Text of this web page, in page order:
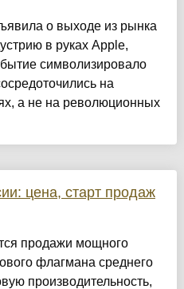
о выходе из рынка
в руках Apple,
символизировало
на
а не на революционных
цена, старт продаж
продажи мощного
флагмана среднего
производительность,